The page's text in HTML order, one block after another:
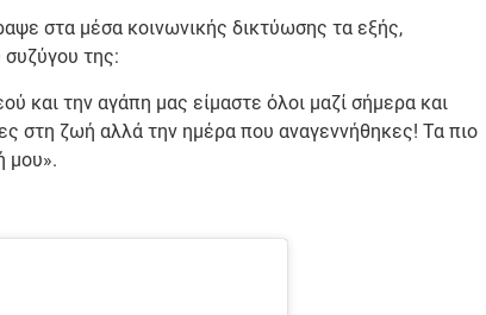
στα μέσα κοινωνικής δικτύωσης τα εξής,
της:
και την αγάπη μας είμαστε όλοι μαζί σήμερα και
στη ζωή αλλά την ημέρα που αναγεννήθηκες! Τα πιο
μου».